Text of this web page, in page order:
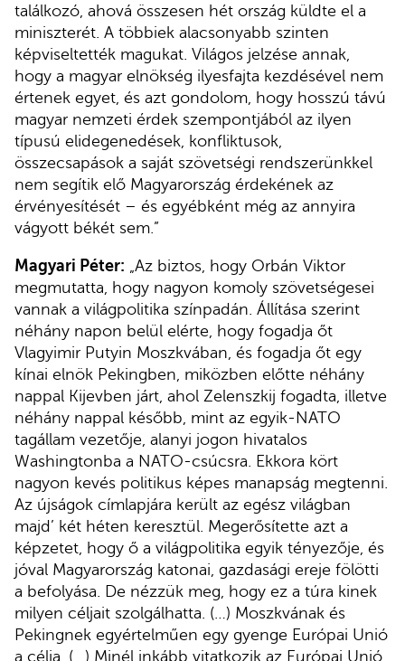
találkozó, ahová összesen hét ország küldte el a
miniszterét. A többiek alacsonyabb szinten
képviseltették magukat. Világos jelzése annak,
hogy a magyar elnökség ilyesfajta kezdésével nem
értenek egyet, és azt gondolom, hogy hosszú távú
magyar nemzeti érdek szempontjából az ilyen
típusú elidegenedések, konfliktusok,
összecsapások a saját szövetségi rendszerünkkel
nem segítik elő Magyarország érdekének az
érvényesítését – és egyébként még az annyira
vágyott békét sem.”
Magyari Péter: „Az biztos, hogy Orbán Viktor
megmutatta, hogy nagyon komoly szövetségesei
vannak a világpolitika színpadán. Állítása szerint
néhány napon belül elérte, hogy fogadja őt
Vlagyimir Putyin Moszkvában, és fogadja őt egy
kínai elnök Pekingben, miközben előtte néhány
nappal Kijevben járt, ahol Zelenszkij fogadta, illetve
néhány nappal később, mint az egyik-NATO
tagállam vezetője, alanyi jogon hivatalos
Washingtonba a NATO-csúcsra. Ekkora kört
nagyon kevés politikus képes manapság megtenni.
Az újságok címlapjára került az egész világban
majd’ két héten keresztül. Megerősítette azt a
képzetet, hogy ő a világpolitika egyik tényezője, és
jóval Magyarország katonai, gazdasági ereje fölötti
a befolyása. De nézzük meg, hogy ez a túra kinek
milyen céljait szolgálhatta. (…) Moszkvának és
Pekingnek egyértelműen egy gyenge Európai Unió
a célja. (…) Minél inkább vitatkozik az Európai Unió